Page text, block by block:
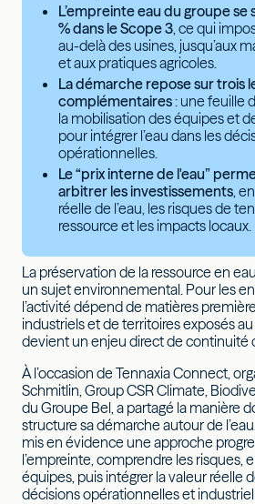
L’empreinte eau du groupe se
% dans le Scope 3 , ce qui
au-delà des usines, jusqu’aux
et aux pratiques agricoles.
La démarche repose sur trois
complémentaires: une feuille
la mobilisation des équipes et
pour intégrer l’eau dans les
opérationnelles.
Le “prix interne de l'eau”
arbitrer les investissements ,
réelle de l’eau, les risques de
ressource et les impacts locaux.
La préservation de la ressource en
un sujet environnemental. Pour les
l’activité dépend de matières
industriels et de territoires exposés
devient un enjeu direct de continuité
À l’occasion de Tennaxia Connect,
Schmitlin, Group CSR Climate,
du Groupe Bel, a partagé la manière
structure sa démarche autour de
mis en évidence une approche
l’empreinte, comprendre les risques,
équipes, puis intégrer la valeur réelle
décisions opérationnelles et